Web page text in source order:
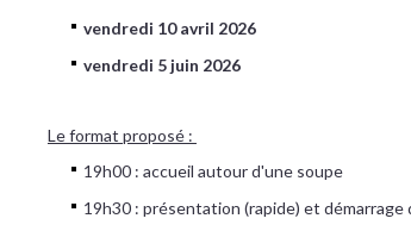
vendredi 10 avril 2026
vendredi 5 juin 2026
Le format proposé :
19h00 : accueil autour d'une soupe
19h30 : présentation (rapide) et démarrage